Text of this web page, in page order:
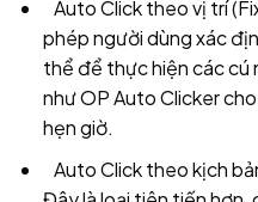
Auto Click theo vị trí
phép người dùng xác
thể để thực hiện các cú
như OP Auto Clicker
hẹn giờ.
Auto Click theo kịch